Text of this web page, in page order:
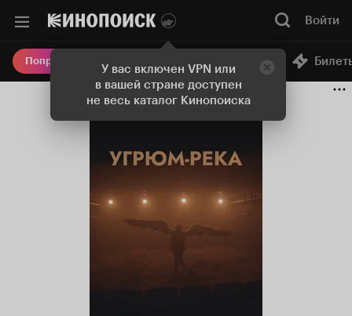
У вас включен VPN или
в вашей стране доступен
не весь каталог Кинопоиска
Войти
Попробовать Плюс Онлайн-кинотеатр